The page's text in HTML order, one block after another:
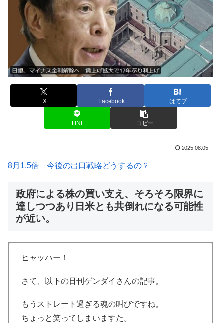
X Facebook はてブ
LINE コピー
2025.08.05
8月1.5倍 今後の出口戦略どうするの？
政府による株の買い支え、そろそろ限界に
達しつつあり日米とも共倒れになる可能性
が近い。
ヒャッハー！
さて、以下の日刊ゲンダイさんの記事。
もうストレート過ぎる魂の叫びですね。
ちょっと笑ってしまいますた。